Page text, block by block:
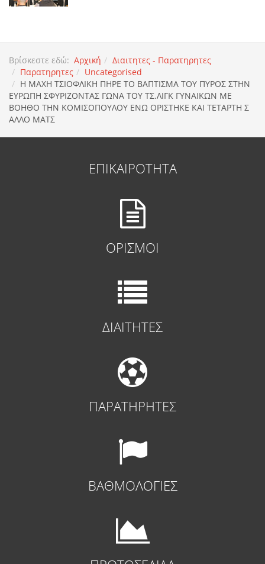
Βρίσκεστε εδώ: Αρχική
Διαιτητες - Παρατηρητες
Παρατηρητες
Uncategorised
Η ΜΑΧΗ ΤΣΙΟΦΛΙΚΗ ΠΗΡΕ ΤΟ ΒΑΠΤΙΣΜΑ ΤΟΥ ΠΥΡΟΣ ΣΤΗΝ
ΕΥΡΩΠΗ ΣΦΥΡΙΖΟΝΤΑΣ ΓΩΝΑ ΤΟΥ ΤΣ.ΛΙΓΚ ΓΥΝΑΙΚΩΝ ΜΕ
ΒΟΗΘΟ ΤΗΝ ΚΟΜΙΣΟΠΟΥΛΟΥ ΕΝΩ ΟΡΙΣΤΗΚΕ ΚΑΙ ΤΕΤΑΡΤΗ Σ
ΑΛΛΟ ΜΑΤΣ
ΕΠΙΚΑΙΡΟΤΗΤΑ
ΟΡΙΣΜΟΙ
ΔΙΑΙΤΗΤΕΣ
ΠΑΡΑΤΗΡΗΤΕΣ
ΒΑΘΜΟΛΟΓΙΕΣ